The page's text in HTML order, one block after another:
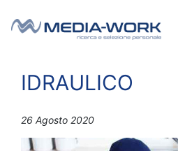
Navigazione
IDRAULICO
26 Agosto 2020